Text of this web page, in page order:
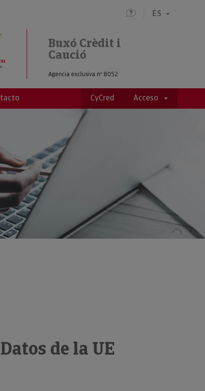
ES
Buxó Crèdit i
Caució
Agencia exclusiva nº 8052
CyCred Acceso
de la UE